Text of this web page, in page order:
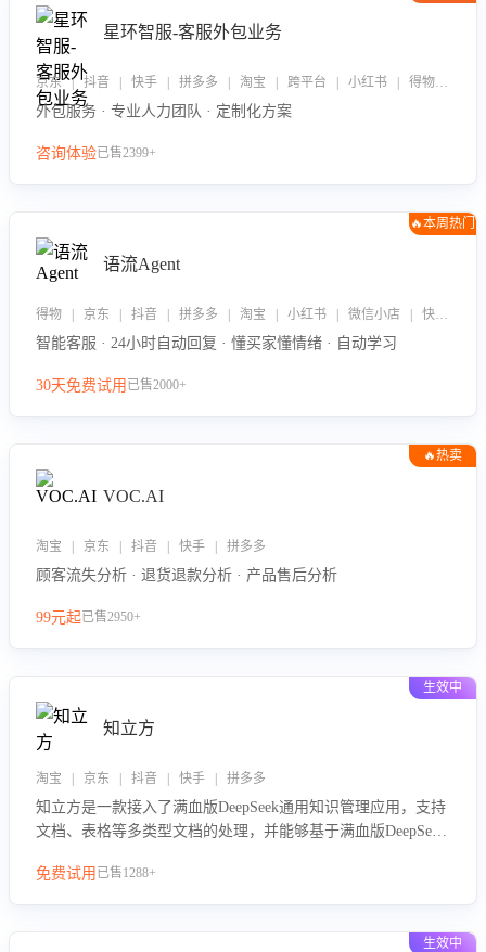
星环智服-客服外包业务
京东 | 抖音 | 快手 | 拼多多 | 淘宝 | 跨平台 | 小红书 | 得物 | 企业微信
外包服务 · 专业人力团队 · 定制化方案
咨询体验已售2399+
🔥本周热门
语流Agent
得物 | 京东 | 抖音 | 拼多多 | 淘宝 | 小红书 | 微信小店 | 快手 | 唯品会
智能客服 · 24小时自动回复 · 懂买家懂情绪 · 自动学习
30天免费试用 已售2000+
🔥热卖
VOC.AI
淘宝 | 京东 | 抖音 | 快手 | 拼多多
顾客流失分析 · 退货退款分析 · 产品售后分析
99元起已售2950+
生效中
知立方
淘宝 | 京东 | 抖音 | 快手 | 拼多多
知立方是一款接入了满血版DeepSeek通用知识管理应用，支持
文档、表格等多类型文档的处理，并能够基于满血版DeepSeek
助用户高效管理和利用知识资源。通过该产品，用户可以轻松
免费试用 已售1288+
生效中